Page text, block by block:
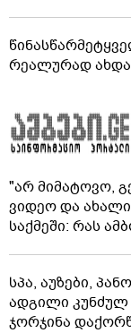
რეალურად ახდა
"არ მიმატოვო,
ვიდეო და
საქმეში: რას
სპა, აუზები,
ადგილი
ჯორჯინა